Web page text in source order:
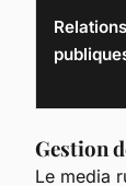
Relations
Gestion
Le media